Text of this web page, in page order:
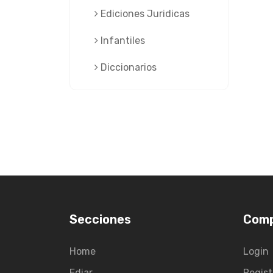
Ediciones Juridicas
Infantiles
Diccionarios
Secciones
Home
Login